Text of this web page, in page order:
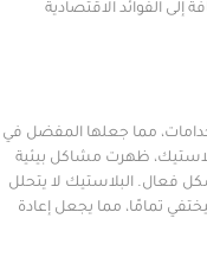
الاقتصادية
جعلها المفضل في
ظهرت مشاكل بيئية
لا يتحلل
مما يجعل إعادة